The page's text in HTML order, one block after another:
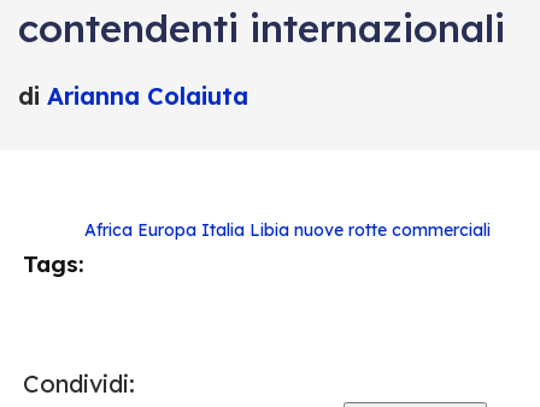
contendenti internazionali
di Arianna Colaiuta
Tags:
Africa Europa Italia Libia nuove rotte commerciali
Condividi: